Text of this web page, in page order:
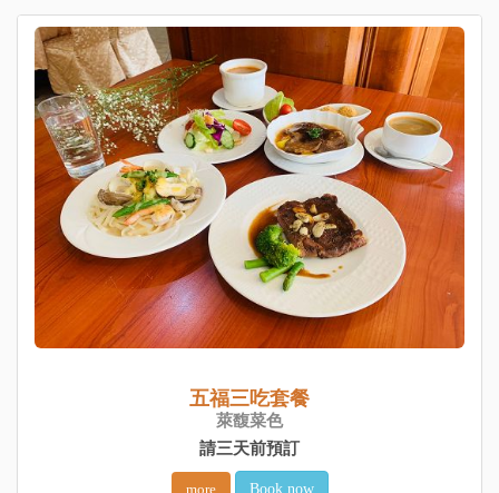
五福三吃套餐
萊馥菜色
請三天前預訂
more Book now